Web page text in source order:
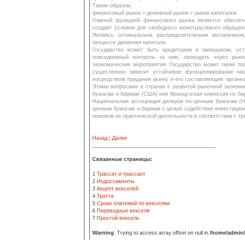
Таким образом,
финансовый рынок = денежный рынок + рынок капиталов.
Главной функцией финансового рынка является
создает условия для свободного межотраслевого
Являясь оптимальным распределительным
процессе движения капитала.
Государство может быть кредитором и заемщиком,
повседневный контроль за ним, проводить через
экономические мероприятия. Государство может также
существенно зависит устойчивое функционирование
посредством придания рынку и его составляющим
Этими вопросами в странах с развитой рыночной
бумагам и биржам (США) или Французская комиссия по
Национальная ассоциация дилеров по ценным бумагам
ценным бумагам и биржам с целью содействия
приемов их практической деятельности в соответствии с
Назад | Далее
Связанные страницы:
1 Трассат и трассант
2 Индоссаменты
3 Акцепт векселей
4 Тратта
5 Сроки платежей по векселям
6 Переводные векселя
7 Простой вексель
Warning: Trying to access array offset on null in /home/